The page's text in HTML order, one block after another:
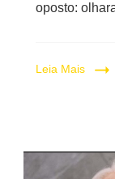
oposto:
Leia Mais